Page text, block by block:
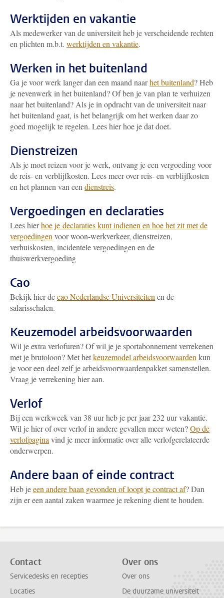
Werktijden en vakantie
Als medewerker van de universiteit heb je verscheidende rechten
en plichten m.b.t. werktijden en vakantie.
Werken in het buitenland
Ga je voor werk langer dan een maand naarhet buitenland? Heb
je nevenwerk in het buitenland? Of ben je van plan te verhuizen
naar het buitenland? Als je in opdracht van de universiteit naar
het buitenland gaat, is het belangrijk om het werken daar zo
goed mogelijk te regelen. Lees hier hoe je dat doet.
Dienstreizen
Als je moet reizen voor je werk, ontvang je een vergoeding voor
de reis- en verblijfkosten. Lees meer over reis- en verblijfkosten
en het plannen van een dienstreis.
Vergoedingen en declaraties
Lees hierhoe je declaraties kunt indienen en hoe het zit met de
vergoedingen voor woon-werkverkeer, dienstreizen,
verhuiskosten, incidentele vergoedingen en de
thuiswerkvergoeding
Cao
Bekijk hier decao Nederlandse Universiteiten en de
salarisschalen.
Keuzemodel arbeidsvoorwaarden
Wil je extra verlofuren? Of wil je je sportabonnement verrekenen
met je brutoloon? Met hetkeuzemodel arbeidsvoorwaarden kun
je voor een deel zelf je arbeidsvoorwaardenpakket samenstellen.
Vraag je verrekening hier aan.
Verlof
Bij een werkweek van 38 uur heb je per jaar 232 uur vakantie.
Wil je hier of over verlof in andere gevallen meer weten?Op de
verlofpagina vind je meer informatie over alle verlofgerelateerde
onderwerpen.
Andere baan of einde contract
Heb jeeen andere baan gevonden of loopt je contract af? Dan
zijn er een aantal zaken waarmee je rekening dient te houden.
Contact
Servicedesks en recepties
Locaties
Over ons
Over ons
De duurzame universiteit